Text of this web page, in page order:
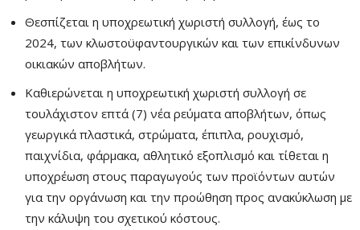
Θεσπίζεται η υποχρεωτική χωριστή συλλογή, έως το
2024, των κλωστοϋφαντουργικών και των επικίνδυνων
οικιακών αποβλήτων.
Καθιερώνεται η υποχρεωτική χωριστή συλλογή σε
τουλάχιστον επτά (7) νέα ρεύματα αποβλήτων, όπως
γεωργικά πλαστικά, στρώματα, έπιπλα, ρουχισμό,
παιχνίδια, φάρμακα, αθλητικό εξοπλισμό και τίθεται η
υποχρέωση στους παραγωγούς των προϊόντων αυτών
για την οργάνωση και την προώθηση προς ανακύκλωση με
την κάλυψη του σχετικού κόστους.